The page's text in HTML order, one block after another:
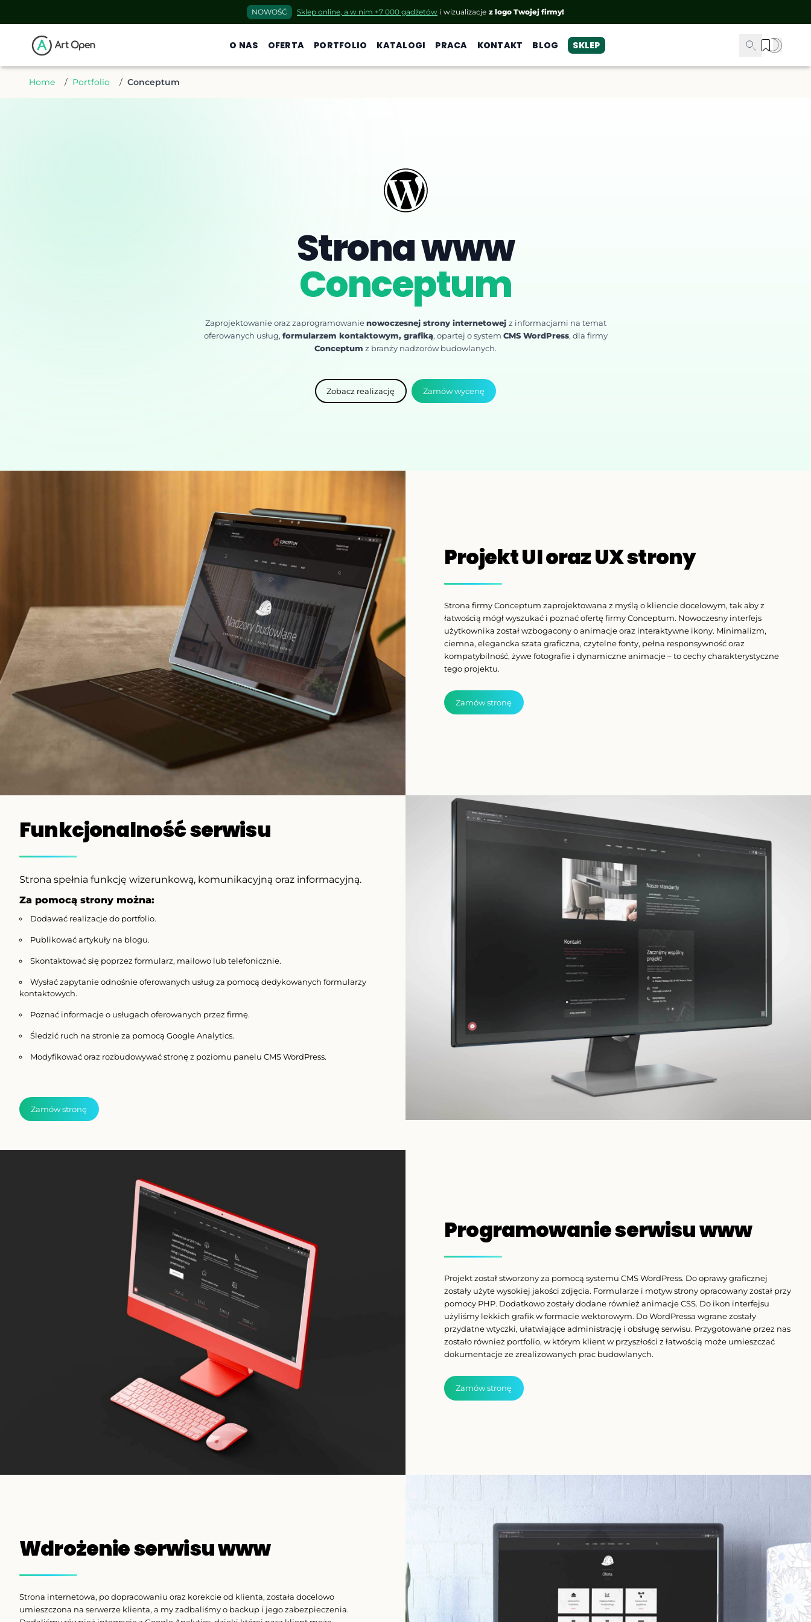
NOWOŚĆ Sklep online, a w nim +7 000 gadżetów i wizualizacje z logo Twojej firmy!
O NAS OFERTA PORTFOLIO KATALOGI PRACA KONTAKT BLOG SKLEP
Home / Portfolio / Conceptum
Strona www
Conceptum
Zaprojektowanie oraz zaprogramowanienowoczesnej strony internetowej z informacjami na temat
oferowanych usług, formularzem kontaktowym, grafiką, opartej o system CMS WordPress, dla firmy
Conceptum z branży nadzorów budowlanych.
Zobacz realizację Zamów wycenę
Projekt UI oraz UX strony
Strona firmy Conceptum zaprojektowana z myślą o kliencie docelowym, tak aby z
łatwością mógł wyszukać i poznać ofertę firmy Conceptum. Nowoczesny interfejs
użytkownika został wzbogacony o animacje oraz interaktywne ikony. Minimalizm,
ciemna, elegancka szata graficzna, czytelne fonty, pełna responsywność oraz
kompatybilność, żywe fotografie i dynamiczne animacje – to cechy charakterystyczne
tego projektu.
Zamów stronę
Funkcjonalność serwisu
Strona spełnia funkcję wizerunkową, komunikacyjną oraz informacyjną.
Za pomocą strony można:
Dodawać realizacje do portfolio.
Publikować artykuły na blogu.
Skontaktować się poprzez formularz, mailowo lub telefonicznie.
Wysłać zapytanie odnośnie oferowanych usług za pomocą dedykowanych formularzy
kontaktowych.
Poznać informacje o usługach oferowanych przez firmę.
Śledzić ruch na stronie za pomocą Google Analytics.
Modyfikować oraz rozbudowywać stronę z poziomu panelu CMS WordPress.
Zamów stronę
Programowanie serwisu www
Projekt został stworzony za pomocą systemu CMS WordPress. Do oprawy graficznej
zostały użyte wysokiej jakości zdjęcia. Formularze i motyw strony opracowany został przy
pomocy PHP. Dodatkowo zostały dodane również animacje CSS. Do ikon interfejsu
użyliśmy lekkich grafik w formacie wektorowym. Do WordPressa wgrane zostały
przydatne wtyczki, ułatwiające administrację i obsługę serwisu. Przygotowane przez nas
zostało również portfolio, w którym klient w przyszłości z łatwością może umieszczać
dokumentacje ze zrealizowanych prac budowlanych.
Zamów stronę
Wdrożenie serwisu www
Strona internetowa, po dopracowaniu oraz korekcie od klienta, została docelowo
umieszczona na serwerze klienta, a my zadbaliśmy o backup i jego zabezpieczenia.